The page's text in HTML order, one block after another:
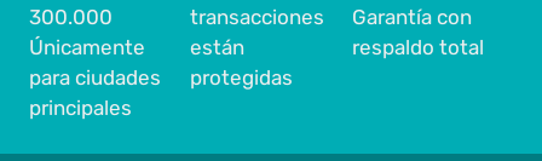
300.000
Únicamente
para ciudades
principales
transacciones
están
protegidas
Garantía con
respaldo total